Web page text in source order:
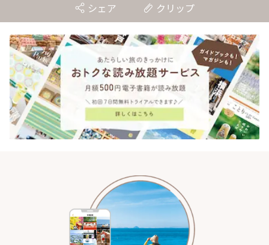
シェア クリップ